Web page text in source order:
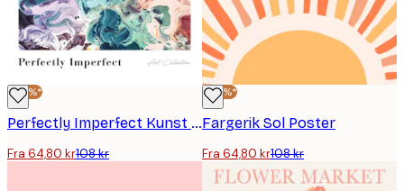
-40%*
Perfectly Imperfect Kunst Poster
Fra 64,80 kr108 kr
-40%*
Fargerik Sol Poster
Fra 64,80 kr108 kr